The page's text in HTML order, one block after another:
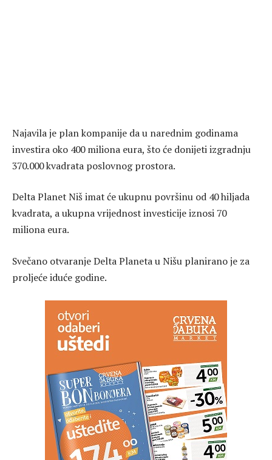
Najavila je plan kompanije da u narednim godinama
investira oko 400 miliona eura, što će donijeti izgradnju
370.000 kvadrata poslovnog prostora.
Delta Planet Niš imat će ukupnu površinu od 40 hiljada
kvadrata, a ukupna vrijednost investicije iznosi 70
miliona eura.
Svečano otvaranje Delta Planeta u Nišu planirano je za
proljeće iduće godine.